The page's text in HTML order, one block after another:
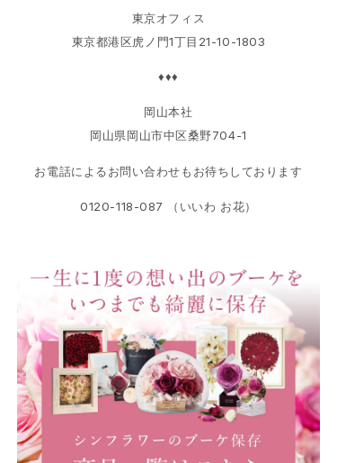
東京オフィス
東京都港区虎ノ門1丁目21-10-1803
♦♦♦
岡山本社
岡山県岡山市中区桑野704-1
お電話によるお問い合わせもお待ちしております
0120-118-087 （いいわ お花）